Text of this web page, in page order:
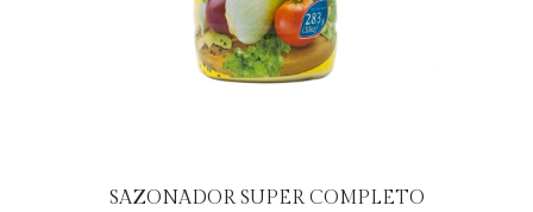
SAZONADOR SUPER COMPLETO